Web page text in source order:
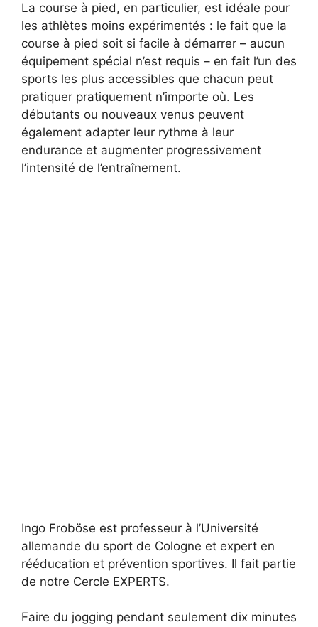
La course à pied, en particulier, est idéale pour
les athlètes moins expérimentés : le fait que la
course à pied soit si facile à démarrer – aucun
équipement spécial n’est requis – en fait l’un des
sports les plus accessibles que chacun peut
pratiquer pratiquement n’importe où. Les
débutants ou nouveaux venus peuvent
également adapter leur rythme à leur
endurance et augmenter progressivement
l’intensité de l’entraînement.
Ingo Froböse est professeur à l’Université
allemande du sport de Cologne et expert en
rééducation et prévention sportives. Il fait partie
de notre Cercle EXPERTS.
Faire du jogging pendant seulement dix minutes